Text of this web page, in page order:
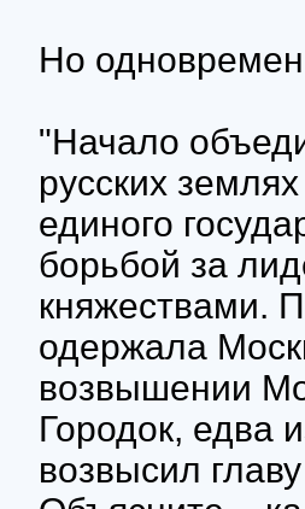
Но
"Начало
русских
единого
борьбой за
княжествами.
одержала
возвышении
Городок, едва
возвысил